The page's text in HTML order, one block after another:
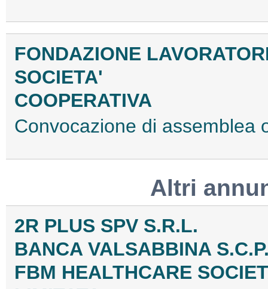
FONDAZIONE
SOCIETA'
COOPERATIVA
Convocazione di assemblea
Altri
2R PLUS SPV S.R.L.
BANCA VALSABBINA
FBM HEALTHCARE